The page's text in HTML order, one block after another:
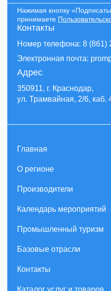
Контакты
Номер телефона: 8 (861)
Электронная почта:
Адрес
350911, г. Краснодар,
ул. Трамвайная, 2/6, каб.
Нажимая кнопку
принимаете
Главная
О регионе
Производители
Календарь мероприятий
Промышленный туризм
Базовые отрасли
Контакты